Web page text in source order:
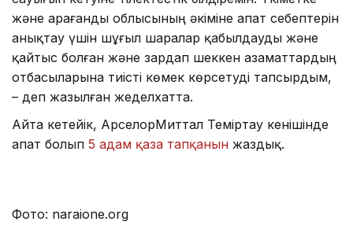
және Қарағанды облысының әкіміне апат себептерін
анықтау үшін шұғыл шаралар қабылдауды және
қайтыс болған және зардап шеккен азаматтардың
отбасыларына тиісті көмек көрсетуді тапсырдым,
– деп жазылған жеделхатта.
Айта кетейік, АрселорМиттал Теміртау кенішінде
апат болып 5 адам қаза тапқанын жаздық.
Фото: naraione.org